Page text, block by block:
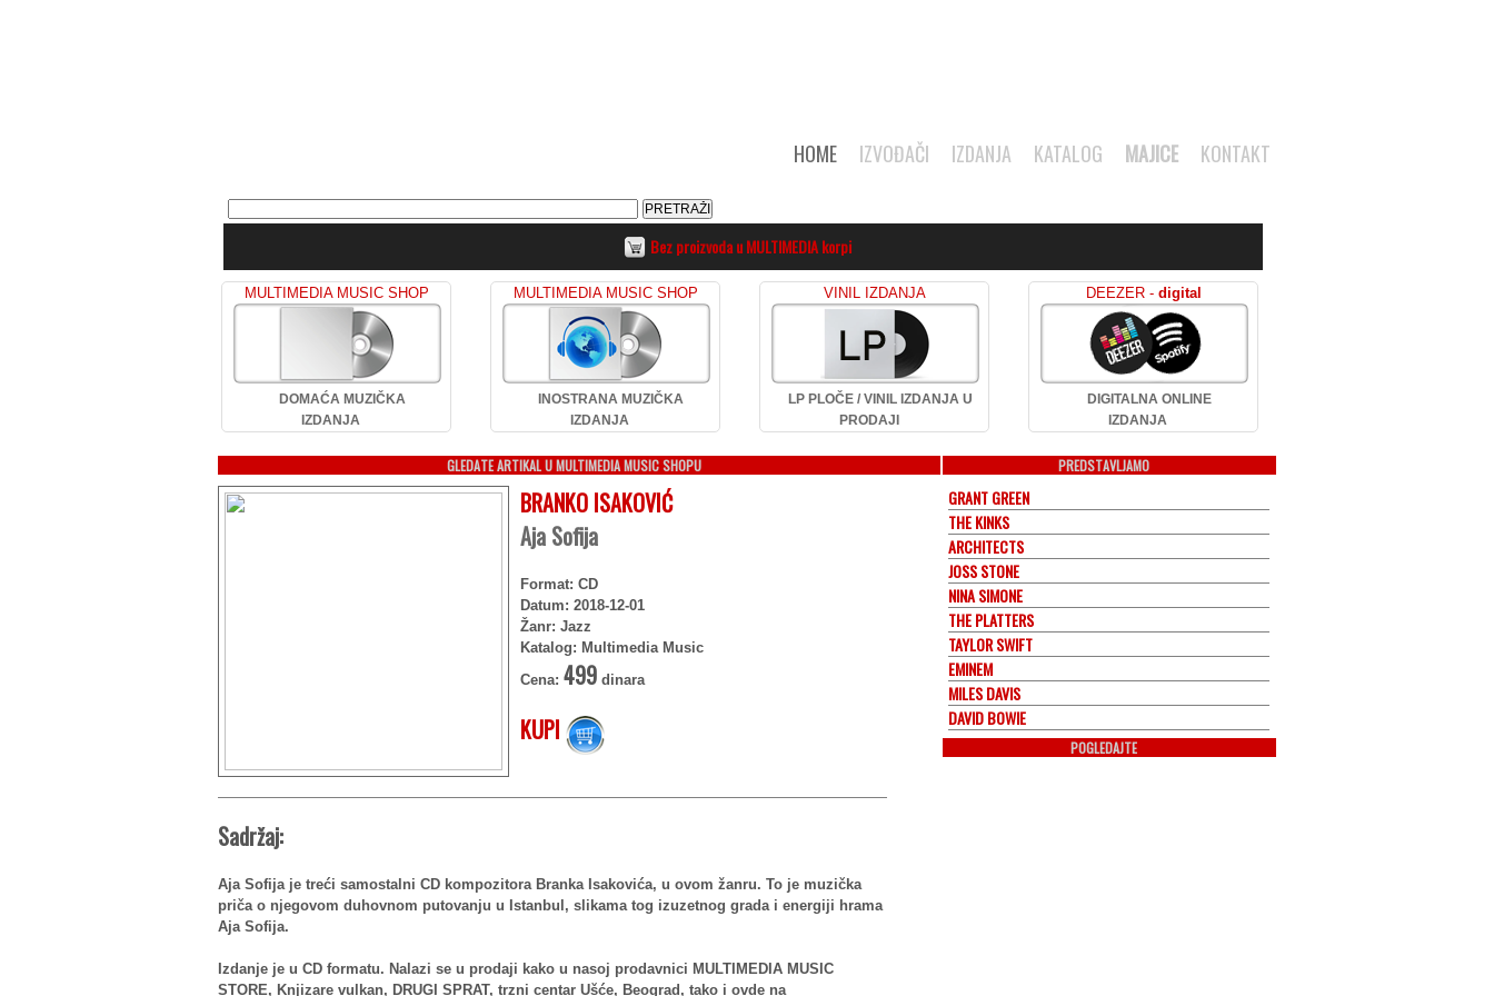
HOME IZVOĐAČI IZDANJA KATALOG MAJICE KONTAKT
Bez proizvoda u MULTIMEDIA korpi
MULTIMEDIA MUSIC SHOP
DOMAĆA MUZIČKA
IZDANJA
MULTIMEDIA MUSIC SHOP
INOSTRANA MUZIČKA
IZDANJA
VINIL IZDANJA
LP PLOČE / VINIL IZDANJA U
PRODAJI
DEEZER - digital
DIGITALNA ONLINE
IZDANJA
GLEDATE ARTIKAL U MULTIMEDIA MUSIC SHOPU
BRANKO ISAKOVIĆ
Aja Sofija
Format: CD
Datum: 2018-12-01
Žanr: Jazz
Katalog: Multimedia Music
Cena: 499 dinara
KUPI
Sadržaj:
Aja Sofija je treći samostalni CD kompozitora Branka Isakovića, u ovom žanru. To je muzička
priča o njegovom duhovnom putovanju u Istanbul, slikama tog izuzetnog grada i energiji hrama
Aja Sofija.
Izdanje je u CD formatu. Nalazi se u prodaji kako u nasoj prodavnici MULTIMEDIA MUSIC
STORE, Knjizare vulkan, DRUGI SPRAT, trzni centar Ušće, Beograd, tako i ovde na
PREDSTAVLJAMO
GRANT GREEN
THE KINKS
ARCHITECTS
JOSS STONE
NINA SIMONE
THE PLATTERS
TAYLOR SWIFT
EMINEM
MILES DAVIS
DAVID BOWIE
POGLEDAJTE